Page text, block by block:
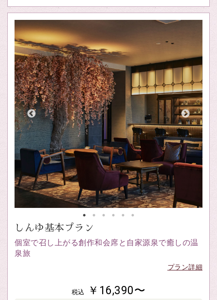
しんゆ基本プラン
個室で召し上がる創作和会席と自家源泉で癒しの温
泉旅
プラン詳細
税込 ￥16,390〜